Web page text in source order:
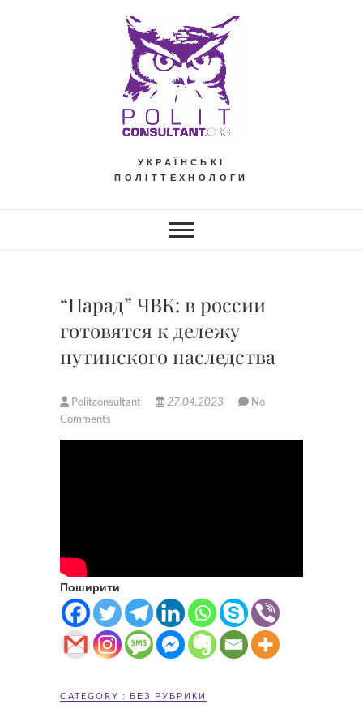
УКРАЇНСЬКІ
ПОЛІТТЕХНОЛОГИ
“Парад” ЧВК: в россии
готовятся к дележу
путинского наследства
Politconsultant 27.04.2023
No
Comments
Поширити
CATEGORY : БЕЗ РУБРИКИ